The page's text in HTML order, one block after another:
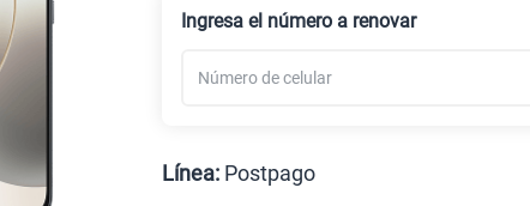
Ingresa el número a renovar
Línea: Postpago